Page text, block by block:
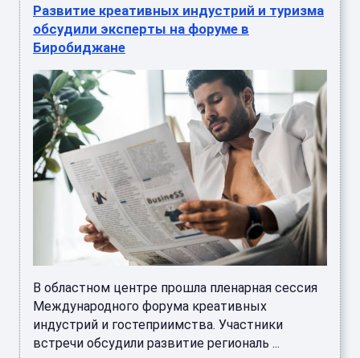
Развитие креативных индустрий и туризма
обсудили эксперты на форуме в
Биробиджане
В областном центре прошла пленарная сессия
Международного форума креативных
индустрий и гостеприимства. Участники
встречи обсудили развитие региональ ...